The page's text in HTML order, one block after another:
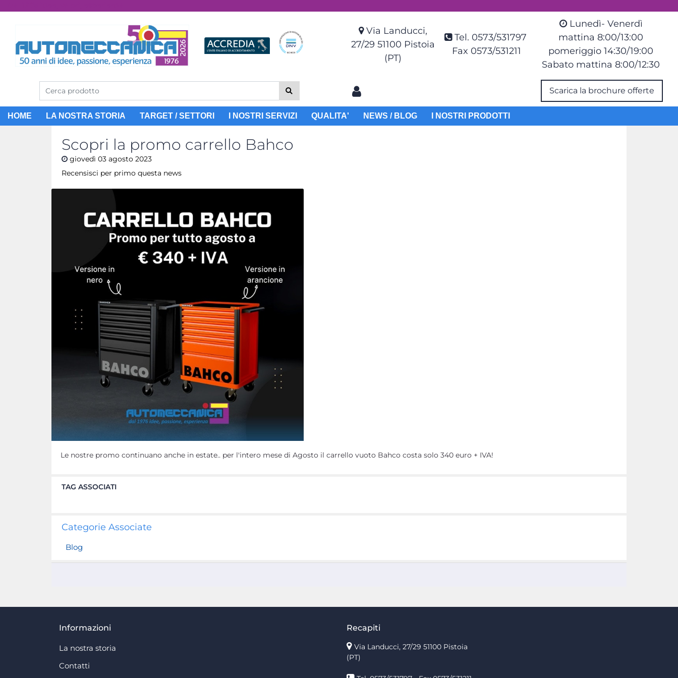
Via Landucci,
27/29 51100 Pistoia
(PT)
Tel. 0573/531797
Fax 0573/531211
Lunedì- Venerdì
mattina 8:00/13:00
pomeriggio 14:30/19:00
Sabato mattina 8:00/12:30
Scarica la brochure offerte
HOME LA NOSTRA STORIA TARGET / SETTORI I NOSTRI SERVIZI QUALITA' NEWS / BLOG I NOSTRI PRODOTTI
Scopri la promo carrello Bahco
giovedì 03 agosto 2023
Recensisci per primo questa news
Le nostre promo continuano anche in estate.. per l'intero mese di Agosto il carrello vuoto Bahco costa solo 340 euro + IVA!
TAG ASSOCIATI
Categorie Associate
Blog
Informazioni
La nostra storia
Contatti
Recapiti
Via Landucci, 27/29 51100 Pistoia
(PT)